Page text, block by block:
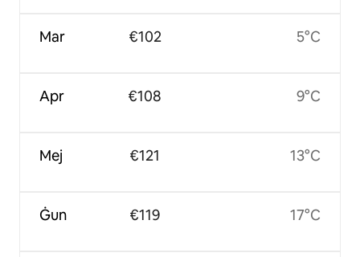
Mar
Apr
Mej
Ġun
€102
€108
€121
€119
5°C
9°C
13°C
17°C